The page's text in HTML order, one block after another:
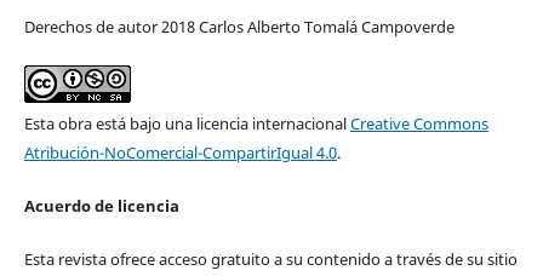
Derechos de autor 2018 Carlos Alberto Tomalá Campoverde
Esta obra está bajo una licencia internacionalCreative Commons
Atribución-NoComercial-CompartirIgual 4.0.
Acuerdo de licencia
Esta revista ofrece acceso gratuito a su contenido a través de su sitio